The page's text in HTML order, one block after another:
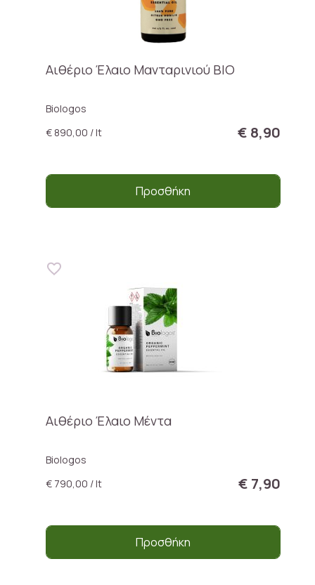
Αιθέριο Έλαιο Μανταρινιού BIO
Biologos
€ 890,00 / lt
€ 8,90
Προσθήκη
Αιθέριο Έλαιο Μέντα
Biologos
€ 790,00 / lt
€ 7,90
Προσθήκη